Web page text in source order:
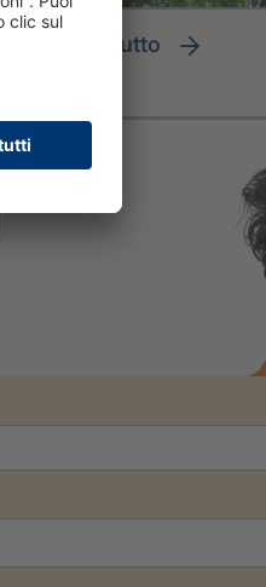
leggi tutto